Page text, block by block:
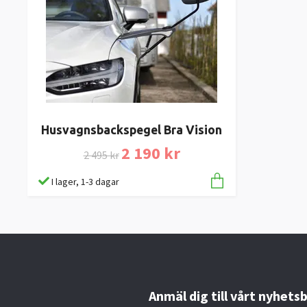
Husvagnsbackspegel Bra Vision
2 495 kr 2 190 kr
I lager, 1-3 dagar
Anmäl dig till vårt